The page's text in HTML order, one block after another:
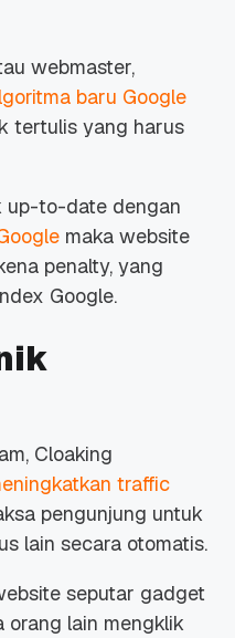
webmaster,
baru Google
tertulis yang harus
up-to-date dengan
maka website
penalty, yang
Google.
Cloaking
traffic
pengunjung untuk
lain secara otomatis.
seputar gadget
orang lain mengklik